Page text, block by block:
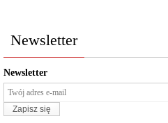
Newsletter
Newsletter